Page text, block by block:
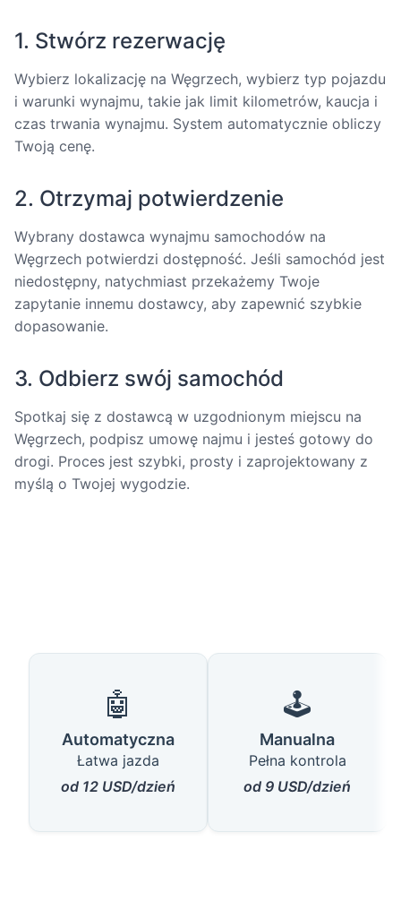
1. Stwórz rezerwację
Wybierz lokalizację na Węgrzech, wybierz typ pojazdu
i warunki wynajmu, takie jak limit kilometrów, kaucja i
czas trwania wynajmu. System automatycznie obliczy
Twoją cenę.
2. Otrzymaj potwierdzenie
Wybrany dostawca wynajmu samochodów na
Węgrzech potwierdzi dostępność. Jeśli samochód jest
niedostępny, natychmiast przekażemy Twoje
zapytanie innemu dostawcy, aby zapewnić szybkie
dopasowanie.
3. Odbierz swój samochód
Spotkaj się z dostawcą w uzgodnionym miejscu na
Węgrzech, podpisz umowę najmu i jesteś gotowy do
drogi. Proces jest szybki, prosty i zaprojektowany z
myślą o Twojej wygodzie.
🤖
Automatyczna
Łatwa jazda
od 12 USD/dzień
🕹️
Manualna
Pełna kontrola
od 9 USD/dzień